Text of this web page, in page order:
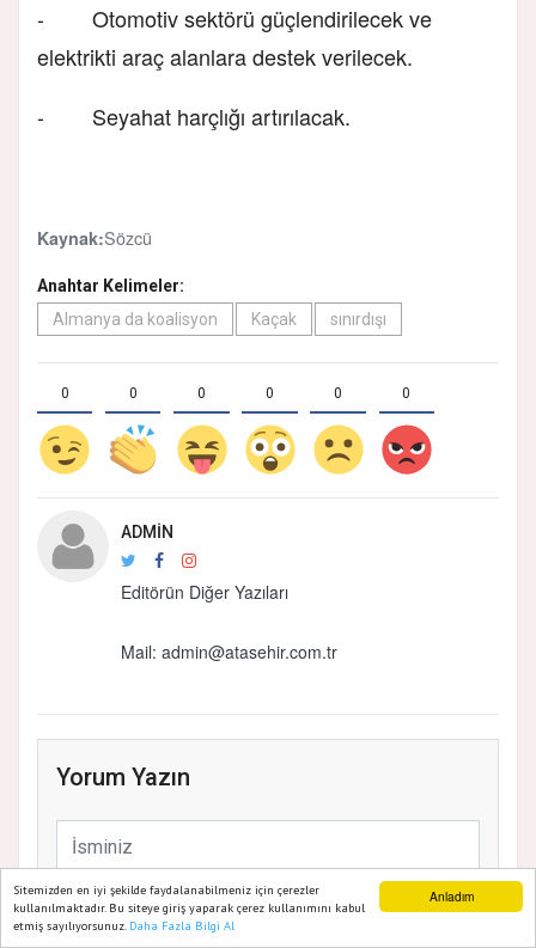
Anladım
Sitemizden en iyi şekilde faydalanabilmeniz için çerezler
kullanılmaktadır. Bu siteye giriş yaparak çerez kullanımını kabul
etmiş sayılıyorsunuz. Daha Fazla Bilgi Al
- Otomotiv sektörü güçlendirilecek ve
elektrikti araç alanlara destek verilecek.
- Seyahat harçlığı artırılacak.
Kaynak:Sözcü
Anahtar Kelimeler:
Almanya da koalisyon
Kaçak sınırdışı
0 0 0 0 0 0
ADMIN
Editörün Diğer Yazıları
Mail: admin@atasehir.com.tr
Yorum Yazın
Ana Sayfa Web TV